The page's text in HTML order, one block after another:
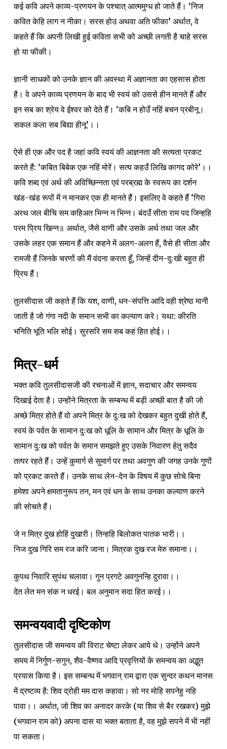
कई कवि अपने काव्य-प्रणयन के पश्चात् आत्ममुग्ध हो जाते हैं। ‘निज
कवित केहि लाग न नीका। सरस होउ अथवा अति फीका’ अर्थात, वे
कहते हैं कि अपनी लिखी हुई कविता सभी को अच्छी लगती है चाहे सरस
हो या फीकी।
ज्ञानी साधकों को उनके ज्ञान की अवस्था में अज्ञानता का एहसास होता
है। वे अपने काव्य प्रणयन के बाद भी स्वयं को उससे हीन मानते हैं और
इन सब का श्रेय वे ईश्वर को देते हैं। ‘कबि न होउँ नहिं बचन प्रबीनू।
सकल कला सब बिद्या हीनू’।।
ऐसे ही एक और पद है जहां कवि स्वयं की आज्ञनता की सत्यता प्रकट
करते हैं: ‘कबित बिबेक एक नहिं मोरें। सत्य कहउँ लिखि कागद कोरे’।।
कवि शब्द एवं अर्थ की अविच्छिन्नता एवं परब्रह्म के स्वरूप का दर्शन
खंड-खंड रूपों में न मानकर एक ही मानते हैं। इसलिए वे कहते हैं ‘गिरा
अरथ जल बीचि सम कहिअत भिन्न न भिन्न। बंदउँ सीता राम पद जिन्हहि
परम प्रिय खिन्न॥ अर्थात, जैसे वाणी और उसके अर्थ तथा जल और
उसके लहर एक समान हैं और कहने में अलग-अलग हैं, वैसे ही सीता और
रामजी हैं जिनके चरणों की मैं वंदना करता हूँ, जिन्हें दीन-दुःखी बहुत ही
प्रिय हैं।
तुलसीदास जी कहते हैं कि यश, वाणी, धन-संपत्ति आदि वही श्रेष्ठ मानी
जाती है जो गंगा नदी के समान सभी का कल्याण करे। यथा: कीरति
भनिति भूति भलि सोई। सुरसरि सम सब कहं हित होई।।
मित्र-धर्म
भक्त कवि तुलसीदासजी की रचनाओं में ज्ञान, सदाचार और समन्वय
दिखाई देता है। उन्होंने मित्रता के सम्बन्ध में बड़ी अच्छी बात है की जो
अच्छे मित्र होते हैं वो अपने मित्र के दुःख को देखकर बहुत दुखी होते हैं,
स्वयं के पर्वत के सामान दुःख को धूलि के सामान और मित्र के धूलि के
सामान दुःख को पर्वत के समान समझते हुए उसके निवारण हेतु सदैव
तत्पर रहते हैं। उन्हें कुमार्ग से सुमार्ग पर तथा अवगुण की जगह उनके गुणों
को प्रकट करते हैं। उनके साथ लेन-देन के विषय में कुछ सोचे बिना
हमेशा अपने क्षमतानुरूप तन, मन एवं धन के साथ उनका कल्याण करने
की सोचते हैं।
जे न मित्र दुख होहिं दुखारी। तिन्हहि बिलोकत पातक भारी।।
निज दुख गिरि सम रज करि जाना। मित्रक दुख रज मेरु समाना।।
कुपथ निवारि सुपंथ चलावा। गुन प्रगटे अवगुनन्हि दुरावा।।
देत लेत मन संक न धरई। बल अनुमान सदा हित करई।।
समन्वयवादी दृष्टिकोण
तुलसीदास जी समन्वय की विराट चेष्टा लेकर आये थे। उन्होंने अपने
समय में निर्गुण-सगुन, शैव-वैष्णव आदि प्रवृत्तियों के समन्वय का अद्भुत
प्रयास किया है। इस सम्बन्ध में भगवान् राम द्वारा एक सुन्दर कथन मानस
में द्रष्टव्य है: शिव द्रोही मम दास कहावा। सो नर मोहि सपनेहु नहि
पावा।। अर्थात, जो शिव का अनादर करके (या शिव से बैर रखकर) मुझे
(भगवान राम को) अपना दास या भक्त बताता है, वह मुझे सपने में भी नहीं
पा सकता।